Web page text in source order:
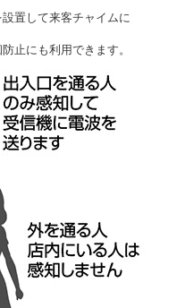
置して来客チャイムに
にも利用できます。